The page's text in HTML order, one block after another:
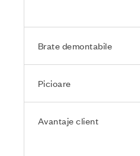
Brate demontabile
Picioare
Avantaje client